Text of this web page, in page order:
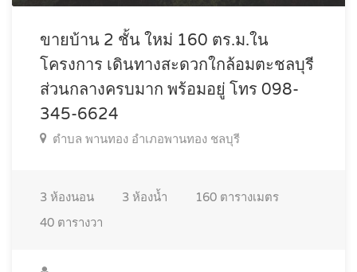
ขายบ้าน 2 ชั้น ใหม่ 160 ตร.ม.ใน
โครงการ เดินทางสะดวกใกล้อมตะชลบุรี
ส่วนกลางครบมาก พร้อมอยู่ โทร 098-
345-6624
ตำบล พานทอง อำเภอพานทอง ชลบุรี
3 ห้องนอน 3 ห้องน้ำ 160 ตารางเมตร
40 ตารางวา